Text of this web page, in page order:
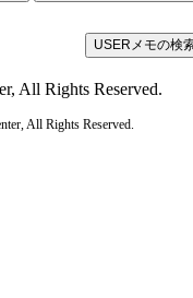
All Rights Reserved.
All Rights Reserved.